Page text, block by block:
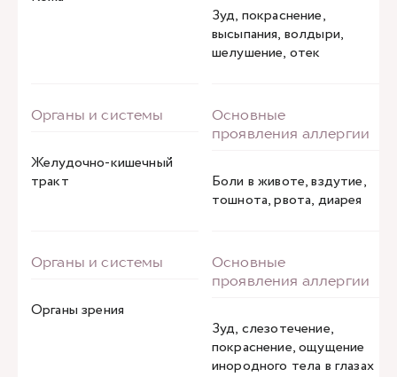
Зуд, покраснение,
высыпания, волдыри,
шелушение, отек
Желудочно-кишечный
тракт
Боли в животе, вздутие,
тошнота, рвота, диарея
Органы зрения
Зуд, слезотечение,
покраснение, ощущение
инородного тела в глазах